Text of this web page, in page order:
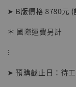
➤ B版價格 8780元 (
＊ 國際運費另計
⁝
➤ 預購截止日：待